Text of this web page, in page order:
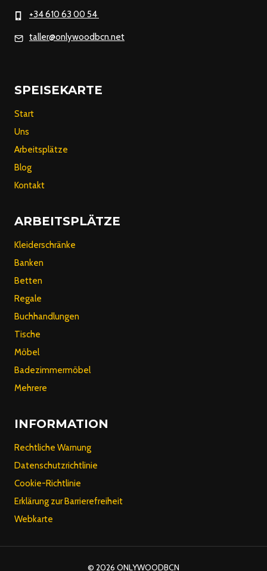
+34 610 63 00 54
taller@onlywoodbcn.net
SPEISEKARTE
Start
Uns
Arbeitsplätze
Blog
Kontakt
ARBEITSPLÄTZE
Kleiderschränke
Banken
Betten
Regale
Buchhandlungen
Tische
Möbel
Badezimmermöbel
Mehrere
INFORMATION
Rechtliche Warnung
Datenschutzrichtlinie
Cookie-Richtlinie
Erklärung zur Barrierefreiheit
Webkarte
© 2026 ONLYWOODBCN